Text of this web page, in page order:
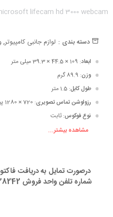
جمعه سیاه
جمعه سیاه
lifecam hd 3000 webcam
دسته بندی : لوازم جانبی کامپیوتر,
ابعاد: 109 × 44.5 × 39.3 میلی متر
وزن: 89.9 گرم
طول کابل: 1.5 متر
رزولوشن تماس تصویری: 720 × 1280 پیکسل
نوع فوکوس: ثابت
مشاهده بیشتر...
نوع رابط: پورت USB 2.0
درصورت تمایل به دریافت
شماره تلفن واحد فروش 021.88228242 تماس حاصل نمایید.